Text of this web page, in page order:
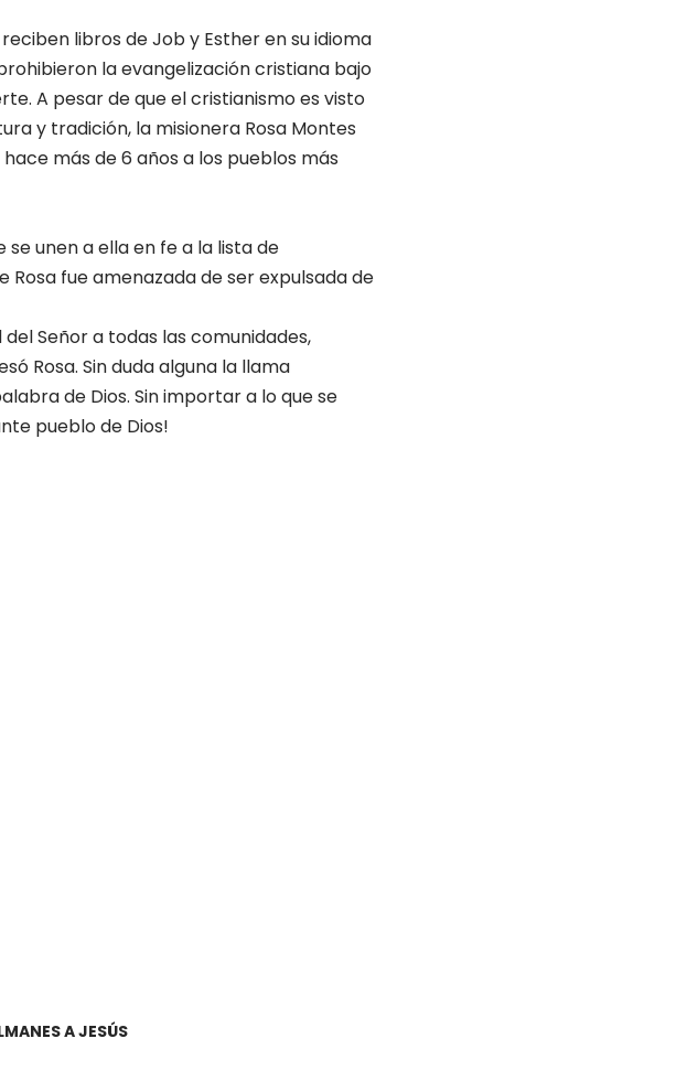
libros de Job y Esther en su idioma
la evangelización cristiana bajo
A pesar de que el cristianismo es visto
y tradición, la misionera Rosa Montes
más de 6 años a los pueblos más
se unen a ella en fe a la lista de
fue amenazada de ser expulsada de
Señor a todas las comunidades,
Rosa. Sin duda alguna la llama
de Dios. Sin importar a lo que se
pueblo de Dios!
A JESÚS